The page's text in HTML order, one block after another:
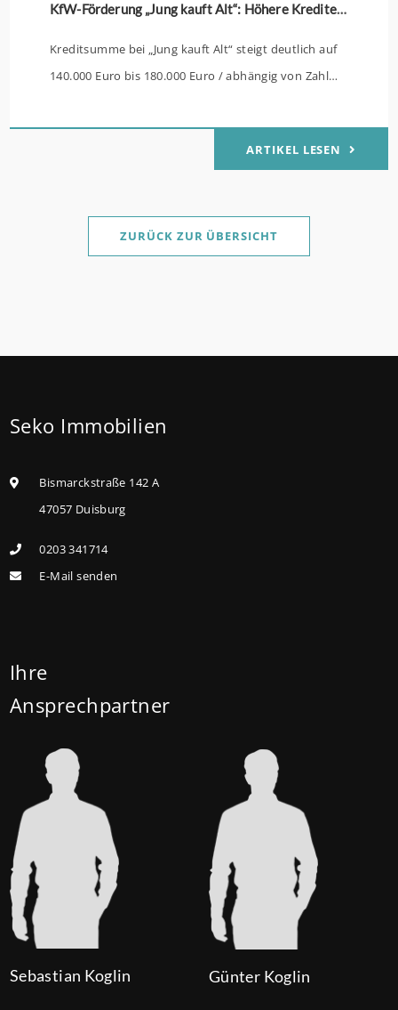
KfW-Förderung „Jung kauft Alt“: Höhere Kredite ab August 2026
Kreditsumme bei „Jung kauft Alt“ steigt deutlich auf
140.000 Euro bis 180.000 Euro / abhängig von Zahl
verbilligt: Heutiger Zins bei 0,53 Prozent effektiv bei
35 Jahren Laufzeit und 10 Jahren Zinsbindung
Sanierung in Einzelmaßnahmen ab sofort möglich
kaufen, die sie selbst bewohnen und sanieren,
höheren Kreditbetrag bei der KfW beantragen. Für
Familien mit einem Kind steigt der
Euro, für Familien mit zwei Kindern auf 160.000 Euro
(vorher: 125.000 Euro) und für Familien mit drei und
Heute liegt der Zinssatz für ein Darlehen mit 35
Prozent effektiv. (mehr …)
ARTIKEL LESEN
ZURÜCK ZUR ÜBERSICHT
Seko Immobilien
Bismarckstraße 142 A
47057 Duisburg
0203 341714
E-Mail senden
Ihre
Ansprechpartner
Sebastian Koglin Günter Koglin